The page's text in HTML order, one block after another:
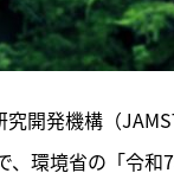
開発機構（
、環境省の「令和